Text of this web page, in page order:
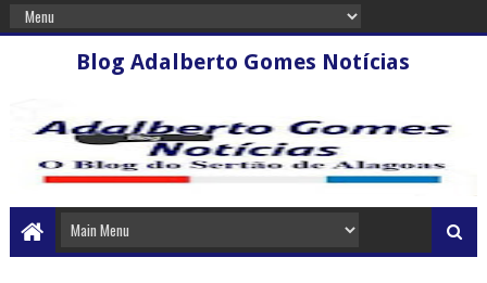
Blog Adalberto Gomes Notícias